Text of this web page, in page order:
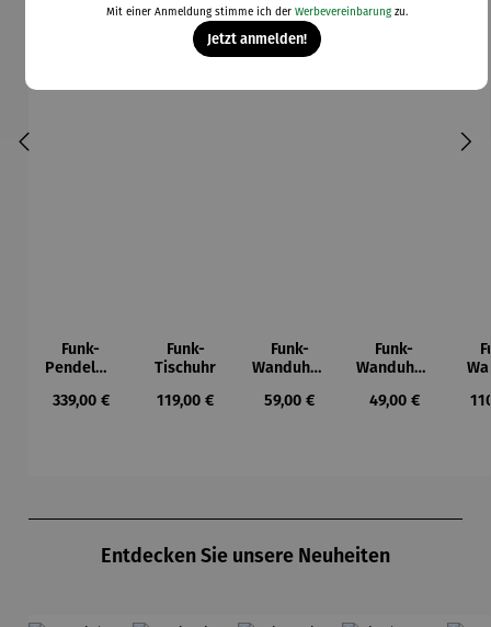
Funk-
Pendelwa
Schwarz
Regulärer Preis:
339,00 €
Funk-
Tischuhr
Regulärer Preis:
119,00 €
Funk-
Wanduhr |
s
Regulärer Preis:
59,00 €
Funk-
Wanduhr |
Regulärer Preis:
49,00 €
Entdecken Sie unsere Neuheiten
Mit einer Anmeldung stimme ich der Werbevereinbarungzu.
Jetzt anmelden!